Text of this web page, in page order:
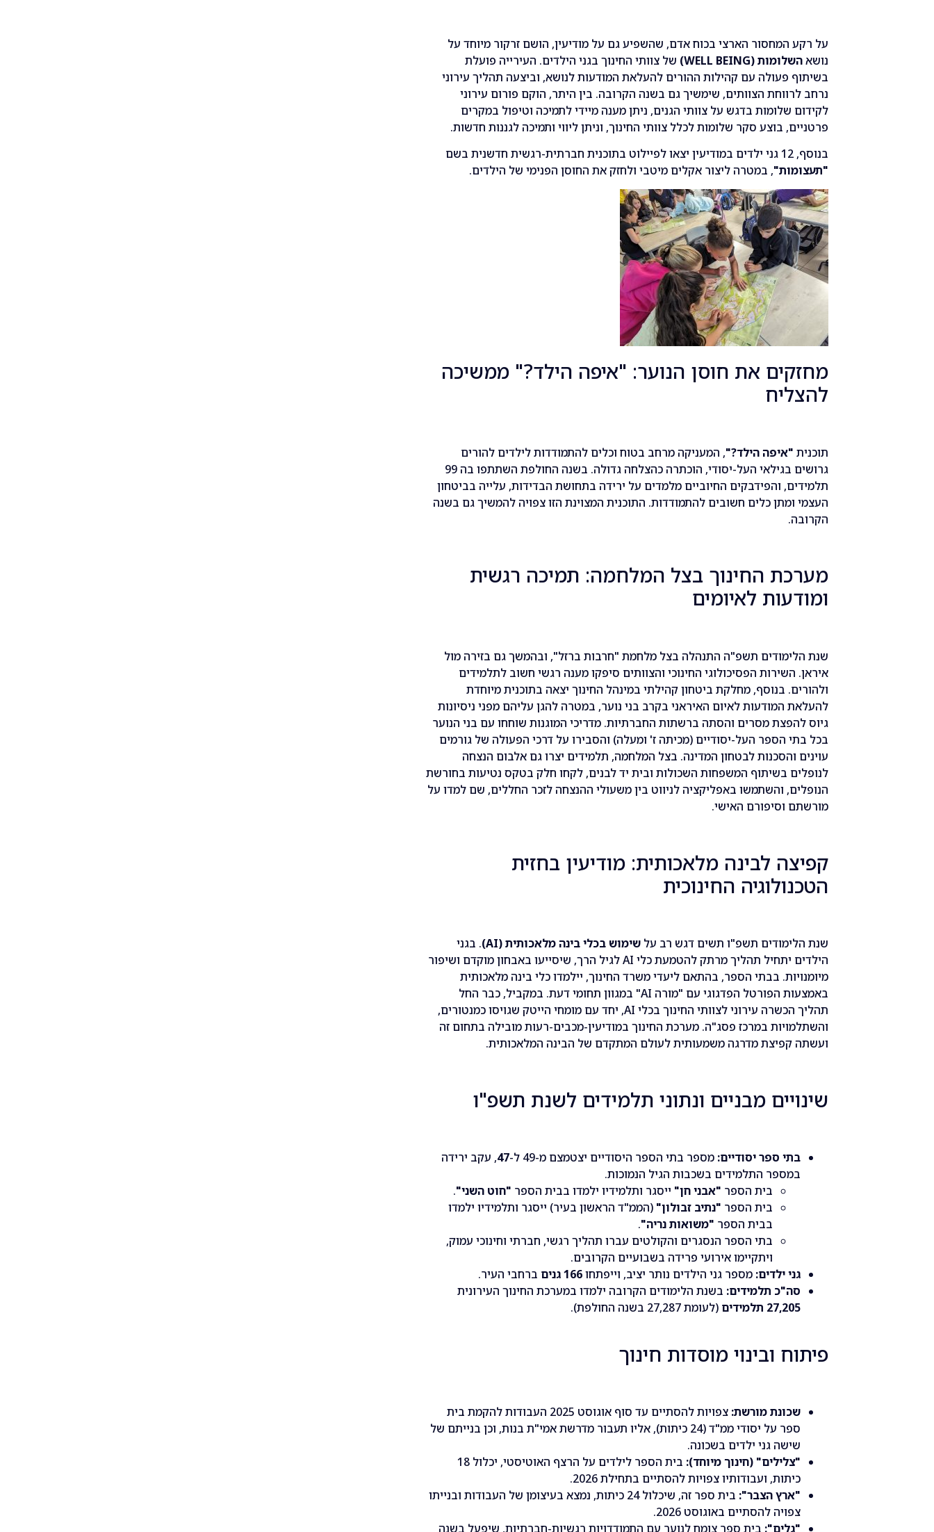
על רקע המחסור הארצי בכוח אדם, שהשפיע גם על מודיעין, הושם זרקור מיוחד על
נושאהשלומות (WELL BEING)
של צוותי החינוך בגני הילדים. העירייה פועלת
בשיתוף פעולה עם קהילות ההורים להעלאת המודעות לנושא, וביצעה תהליך עירוני
נרחב לרווחת הצוותים, שימשיך גם בשנה הקרובה. בין היתר, הוקם פורום עירוני
לקידום שלומות בדגש על צוותי הגנים, ניתן מענה מיידי לתמיכה וטיפול במקרים
פרטניים, בוצע סקר שלומות לכלל צוותי החינוך, וניתן ליווי ותמיכה לגננות חדשות.
בנוסף, 12 גני ילדים במודיעין יצאו לפיילוט בתוכנית חברתית-רגשית חדשנית בשם
"תעצומות", במטרה ליצור אקלים מיטבי ולחזק את החוסן הפנימי של הילדים.
מחזקים את חוסן הנוער: "איפה הילד?" ממשיכה
להצליח
תוכנית "איפה הילד?", המעניקה מרחב בטוח וכלים להתמודדות לילדים להורים
גרושים בגילאי העל-יסודי, הוכתרה כהצלחה גדולה. בשנה החולפת השתתפו בה 99
תלמידים, והפידבקים החיוביים מלמדים על ירידה בתחושת הבדידות, עלייה בביטחון
העצמי ומתן כלים חשובים להתמודדות. התוכנית המצוינת הזו צפויה להמשיך גם בשנה
הקרובה.
מערכת החינוך בצל המלחמה: תמיכה רגשית
ומודעות לאיומים
שנת הלימודים תשפ"ה התנהלה בצל מלחמת "חרבות ברזל", ובהמשך גם בזירה מול
איראן. השירות הפסיכולוגי החינוכי והצוותים סיפקו מענה רגשי חשוב לתלמידים
ולהורים. בנוסף, מחלקת ביטחון קהילתי במינהל החינוך יצאה בתוכנית מיוחדת
להעלאת המודעות לאיום האיראני בקרב בני נוער, במטרה להגן עליהם מפני ניסיונות
גיוס להפצת מסרים והסתה ברשתות החברתיות. מדריכי המוגנות שוחחו עם בני הנוער
בכל בתי הספר העל-יסודיים (מכיתה ז' ומעלה) והסבירו על דרכי הפעולה של גורמים
עוינים והסכנות לבטחון המדינה. בצל המלחמה, תלמידים יצרו גם אלבום הנצחה
לנופלים בשיתוף המשפחות השכולות ובית יד לבנים, לקחו חלק בטקס נטיעות בחורשת
הנופלים, והשתמשו באפליקציה לניווט בין משעולי ההנצחה לזכר החללים, שם למדו על
מורשתם וסיפורם האישי.
קפיצה לבינה מלאכותית: מודיעין בחזית
הטכנולוגיה החינוכית
שנת הלימודים תשפ"ו תשים דגש רב על שימוש בכלי בינה מלאכותית (AI)
. בגני
הילדים יתחיל תהליך מרתק להטמעת כלי AI לגיל הרך, שיסייעו באבחון מוקדם ושיפור
מיומנויות. בבתי הספר, בהתאם ליעדי משרד החינוך, יילמדו כלי בינה מלאכותית
באמצעות הפורטל הפדגוגי עם "מורה AI" במגוון תחומי דעת. במקביל, כבר החל
תהליך הכשרה עירוני לצוותי החינוך בכלי AI, יחד עם מומחי הייטק שגויסו כמנטורים,
והשתלמויות במרכז פסג"ה. מערכת החינוך במודיעין-מכבים-רעות מובילה בתחום זה
ועשתה קפיצת מדרגה משמעותית לעולם המתקדם של הבינה המלאכותית.
שינויים מבניים ונתוני תלמידים לשנת תשפ"ו
בתי ספר יסודיים: מספר בתי הספר היסודיים יצטמצם מ-49 ל- 47, עקב ירידה
במספר התלמידים בשכבות הגיל הנמוכות.
בית הספר "אבני חן" ייסגר ותלמידיו ילמדו בבית הספר "חוט השני".
בית הספר "נתיב זבולון" (הממ"ד הראשון בעיר) ייסגר ותלמידיו ילמדו
בבית הספר "משואות נריה".
בתי הספר הנסגרים והקולטים עברו תהליך רגשי, חברתי וחינוכי עמוק,
ויתקיימו אירועי פרידה בשבועיים הקרובים.
גני ילדים: מספר גני הילדים נותר יציב, וייפתחו166 גנים
ברחבי העיר.
סה"כ תלמידים: בשנת הלימודים הקרובה ילמדו במערכת החינוך העירונית
27,205 תלמידים
(לעומת 27,287 בשנה החולפת).
פיתוח ובינוי מוסדות חינוך
שכונת מורשת:
צפויות להסתיים עד סוף אוגוסט 2025 העבודות להקמת בית
ספר על יסודי ממ"ד (24 כיתות), אליו תעבור מדרשת אמי"ת בנות, וכן בנייתם של
שישה גני ילדים בשכונה.
"צלילים" (חינוך מיוחד):
בית הספר לילדים על הרצף האוטיסטי, יכלול 18
כיתות, ועבודותיו צפויות להסתיים בתחילת 2026.
"ארץ הצבר":
בית ספר זה, שיכלול 24 כיתות, נמצא בעיצומן של העבודות ובנייתו
צפויה להסתיים באוגוסט 2026.
"גלים": בית ספר צומח לנוער עם התמודדויות רגשיות-חברתיות, שיפעל בשנה